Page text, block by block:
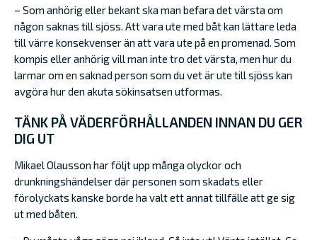
– Som anhörig eller bekant ska man befara det värsta om
någon saknas till sjöss. Att vara ute med båt kan lättare leda
till värre konsekvenser än att vara ute på en promenad. Som
kompis eller anhörig vill man inte tro det värsta, men hur du
larmar om en saknad person som du vet är ute till sjöss kan
avgöra hur den akuta sökinsatsen utformas.
TÄNK PÅ VÄDERFÖRHÅLLANDEN INNAN DU GER
DIG UT
Mikael Olausson har följt upp många olyckor och
drunkningshändelser där personen som skadats eller
förolyckats kanske borde ha valt ett annat tillfälle att ge sig
ut med båten.